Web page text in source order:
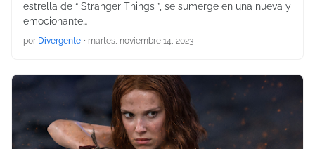
estrella de “ Stranger Things ”, se sumerge en una nueva y
emocionante…
por Divergente • martes, noviembre 14, 2023